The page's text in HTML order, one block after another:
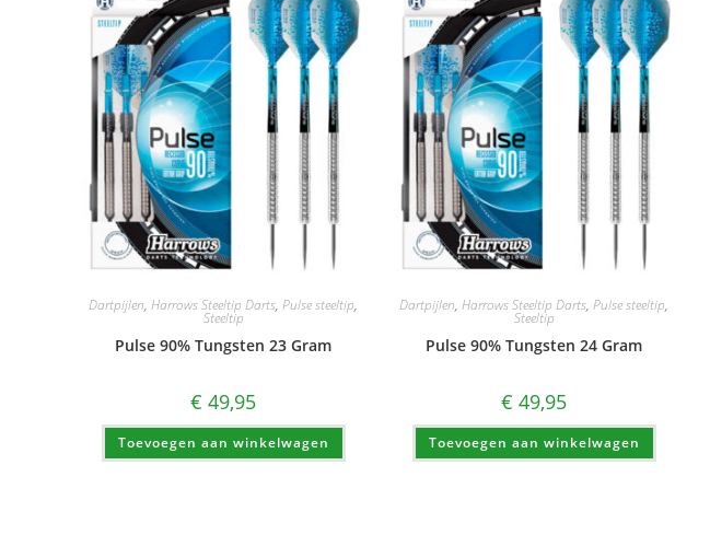
Dartpijlen,Harrows Steeltip Darts,Pulse steeltip,
Steeltip
Pulse 90% Tungsten 23 Gram
€ 49,95
Toevoegen aan winkelwagen
Dartpijlen,Harrows Steeltip Darts,Pulse steeltip,
Steeltip
Pulse 90% Tungsten 24 Gram
€ 49,95
Toevoegen aan winkelwagen